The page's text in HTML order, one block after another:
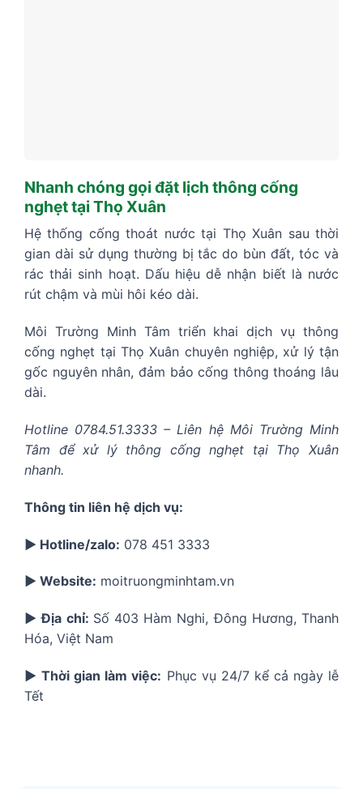
Nhanh chóng gọi đặt lịch thông cống
nghẹt tại Thọ Xuân
Hệ thống cống thoát nước tại Thọ Xuân sau thời
gian dài sử dụng thường bị tắc do bùn đất, tóc và
rác thải sinh hoạt. Dấu hiệu dễ nhận biết là nước
rút chậm và mùi hôi kéo dài.
Môi Trường Minh Tâm triển khai dịch vụ thông
cống nghẹt tại Thọ Xuân chuyên nghiệp, xử lý tận
gốc nguyên nhân, đảm bảo cống thông thoáng lâu
dài.
Hotline 0784.51.3333 – Liên hệ Môi Trường Minh
Tâm để xử lý thông cống nghẹt tại Thọ Xuân
nhanh.
Thông tin liên hệ dịch vụ:
▶️ Hotline/zalo: 078 451 3333
▶️ Website: moitruongminhtam.vn
▶️ Địa chỉ: Số 403 Hàm Nghi, Đông Hương, Thanh
Hóa, Việt Nam
▶️ Thời gian làm việc: Phục vụ 24/7 kể cả ngày lễ
Tết